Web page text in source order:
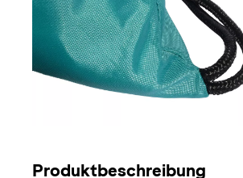
Produktbeschreibung